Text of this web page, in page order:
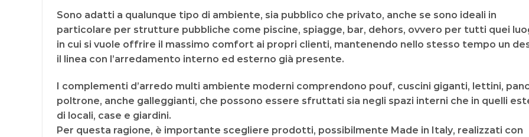
Sono adatti a qualunque tipo di ambiente, sia pubblico che privato, anche se sono ideali in
particolare per strutture pubbliche come piscine, spiagge, bar, dehors, ovvero per tutti quei
in cui si vuole offrire il massimo comfort ai propri clienti, mantenendo nello stesso tempo un
il linea con l’arredamento interno ed esterno già presente.
I complementi d’arredo multi ambiente moderni comprendono pouf, cuscini giganti, lettini,
poltrone, anche galleggianti, che possono essere sfruttati sia negli spazi interni che in quelli
di locali, case e giardini.
Per questa ragione, è importante scegliere prodotti, possibilmente Made in Italy, realizzati con